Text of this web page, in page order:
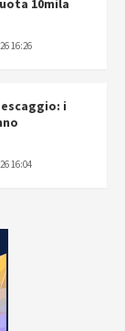
10mila
16:26
i
16:04